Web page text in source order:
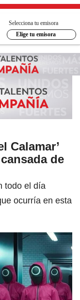
Selecciona tu emisora
Elige tu emisora
Calamar’
de
todo el día
ocurría en esta